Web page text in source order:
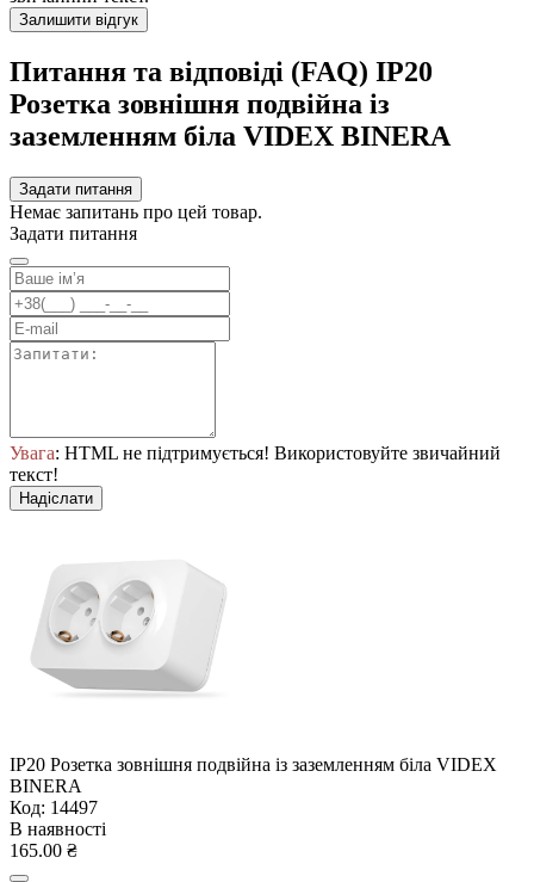
Залишити відгук
Питання та відповіді (FAQ) IP20
Розетка зовнішня подвійна із
заземленням біла VIDEX BINERA
Задати питання
Немає запитань про цей товар.
Задати питання
Увага: HTML не підтримується! Використовуйте звичайний
текст!
Надіслати
IP20 Розетка зовнішня подвійна із заземленням біла VIDEX
BINERA
Код: 14497
В наявності
165.00 ₴